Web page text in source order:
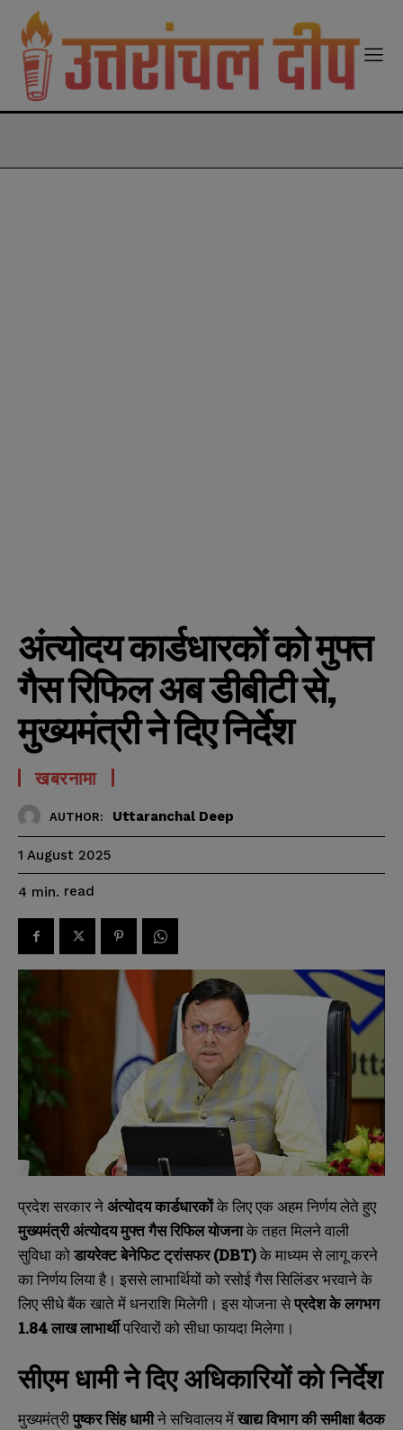
अंत्योदय कार्डधारकों को मुफ्त
गैस रिफिल अब डीबीटी से,
मुख्यमंत्री ने दिए निर्देश
खबरनामा
AUTHOR: Uttaranchal Deep
1 August 2025
4 min. read
प्रदेश सरकार नेअंत्योदय कार्डधारकोंके लिए एक अहम निर्णय लेते हुए
मुख्यमंत्री अंत्योदय मुफ्त गैस रिफिल योजनाके तहत मिलने वाली
सुविधा कोडायरेक्ट बेनेफिट ट्रांसफर (DBT)के माध्यम से लागू करने
का निर्णय लिया है। इससे लाभार्थियों को रसोई गैस सिलिंडर भरवाने के
लिए सीधे बैंक खाते में धनराशि मिलेगी। इस योजना सेप्रदेश के लगभग
1.84लाख लाभार्थीपरिवारों को सीधा फायदा मिलेगा।
सीएम धामी ने दिए अधिकारियों को निर्देश
मुख्यमंत्रीपुष्कर सिंह धामीने सचिवालय मेंखाद्य विभाग की समीक्षा बैठक